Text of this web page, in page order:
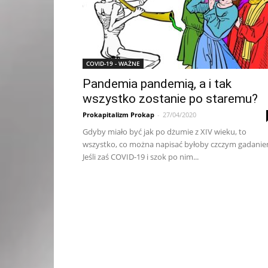
COVID-19 - WAŻNE
Pandemia pandemią, a i tak
wszystko zostanie po staremu?
Prokapitalizm Prokap - 27/04/2020
Gdyby miało być jak po dżumie z XIV wieku, to
wszystko, co można napisać byłoby czczym
Jeśli zaś COVID-19 i szok po nim...